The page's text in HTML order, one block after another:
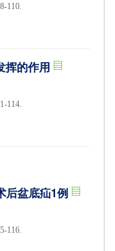
110.
挥的作用
114.
后盆底疝1例
116.